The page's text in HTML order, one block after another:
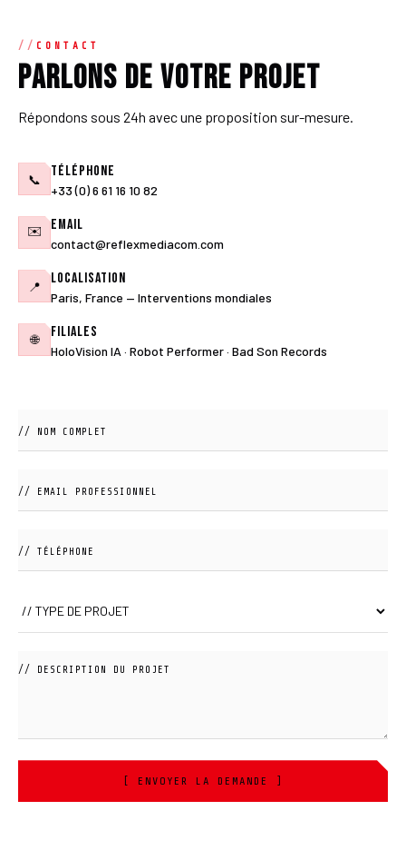
CONTACT
Parlons de votre projet
Répondons sous 24h avec une proposition sur-mesure.
📞 Téléphone
+33 (0) 6 61 16 10 82
✉️ Email
contact@reflexmediacom.com
📍 Localisation
Paris, France — Interventions mondiales
🌐 Filiales
HoloVision IA · Robot Performer · Bad Son Records
[ ENVOYER LA DEMANDE ]